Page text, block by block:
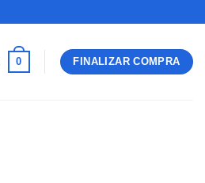
0 FINALIZAR COMPRA